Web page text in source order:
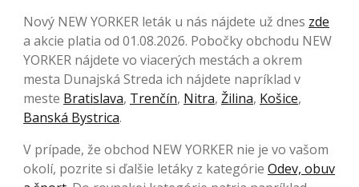
Nový NEW YORKER leták u nás nájdete už dnes zde
a akcie platia od 01.08.2026. Pobočky obchodu NEW
YORKER nájdete vo viacerých mestách a okrem
mesta Dunajská Streda ich nájdete napríklad v
meste Bratislava, Trenčín, Nitra, Žilina, Košice,
Banská Bystrica.
V prípade, že obchod NEW YORKER nie je vo vašom
okolí, pozrite si ďalšie letáky z kategórie Odev, obuv